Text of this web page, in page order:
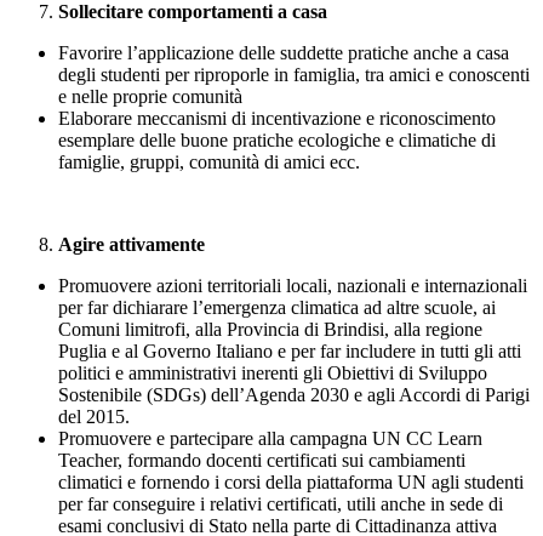
Sollecitare comportamenti a casa
Favorire l’applicazione delle suddette pratiche anche a casa
degli studenti per riproporle in famiglia, tra amici e conoscenti
e nelle proprie comunità
Elaborare meccanismi di incentivazione e riconoscimento
esemplare delle buone pratiche ecologiche e climatiche di
famiglie, gruppi, comunità di amici ecc.
Agire attivamente
Promuovere azioni territoriali locali, nazionali e internazionali
per far dichiarare l’emergenza climatica ad altre scuole, ai
Comuni limitrofi, alla Provincia di Brindisi, alla regione
Puglia e al Governo Italiano e per far includere in tutti gli atti
politici e amministrativi inerenti gli Obiettivi di Sviluppo
Sostenibile (SDGs) dell’Agenda 2030 e agli Accordi di Parigi
del 2015.
Promuovere e partecipare alla campagna UN CC Learn
Teacher, formando docenti certificati sui cambiamenti
climatici e fornendo i corsi della piattaforma UN agli studenti
per far conseguire i relativi certificati, utili anche in sede di
esami conclusivi di Stato nella parte di Cittadinanza attiva